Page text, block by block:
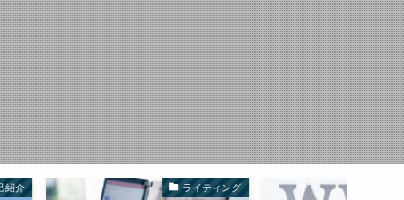
ライティング コラム